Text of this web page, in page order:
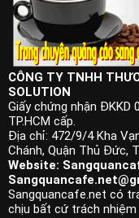
CÔNG TY TNHH
SOLUTION
Giấy chứng nhận ĐKKD
TP.HCM cấp.
Địa chỉ: 472/9/4 Kha
Chánh, Quận Thủ Đức,
Website:
Sangquancafe.net có
chịu bất cứ trách